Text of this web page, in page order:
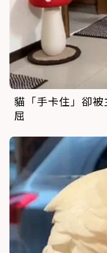
貓「手卡住」卻
屈